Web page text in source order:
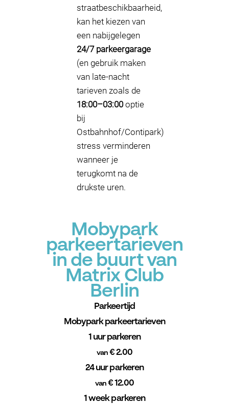
straatbeschikbaarheid,
kan het kiezen van
een nabijgelegen
24/7 parkeergarage
(en gebruik maken
van late-nacht
tarieven zoals de
18:00–03:00optie
bij
Ostbahnhof/Contipark)
stress verminderen
wanneer je
terugkomt na de
drukste uren.
Mobypark
parkeertarieven
in de buurt van
Matrix Club
Berlin
Parkeertijd
Mobypark parkeertarieven
1 uur parkeren
van€ 2.00
24 uur parkeren
van€ 12.00
1 week parkeren